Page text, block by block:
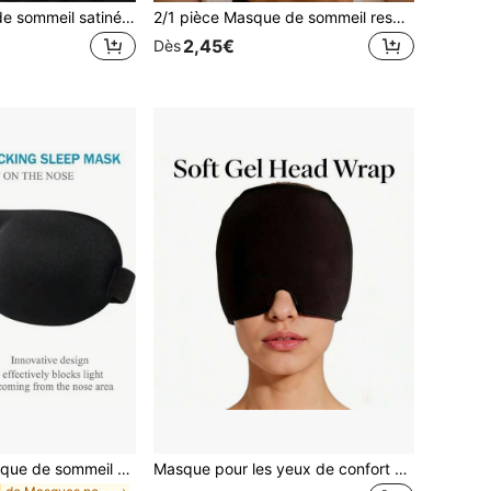
1 pièce Masque de sommeil satiné soyeux, masque de voyage opaque élastique pour la sieste, masque de sommeil de couleur unie pour les soins quotidiens des yeux. Convient aux hommes et aux femmes, excellent cadeau pour la famille, les amis et les partenaires. Idéal pour la détente, les voyages, l'insomnie et les déplacements professionnels.
2/1 pièce Masque de sommeil respirant en soie double face, motif à pois, soulage la fatigue oculaire, convient pour la sieste des filles, masque de blocage de la lumière, pas serré, applicable pour la sieste, le sommeil, les travailleurs de bureau, les étudiants se reposant, utilisation intérieure et extérieure
Dès2,45€
1/3/5 pièces Masque de sommeil design 3D, 100% occultant, super doux, sangle réglable, respirant et léger, convient pour le et les voyages - Cadeau de Noël et du Nouvel An pour la famille et les amis
Masque pour les yeux de confort quotidien, bonnet extensible, bande de tête en gel doux pour la détente à la maison, masque facial de confort doux